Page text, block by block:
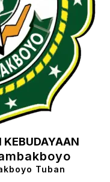
KEBUDAYAAN
Tuban